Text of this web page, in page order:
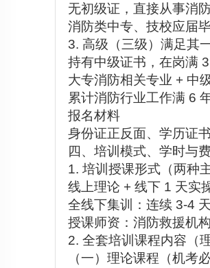
无初级证，直接从事消
消防类中专、技校应届
3. 高级（三级）满足其
持有中级证书，在岗满
大专消防相关专业 + 中
累计消防行业工作满 6
报名材料
身份证正反面、学历证
四、培训模式、学时与
1. 培训授课形式（两种
线上理论 + 线下 1 天实
全线下集训：连续 3-4
授课师资：消防救援机
2. 全套培训课程内容（
（一）理论课程（机考